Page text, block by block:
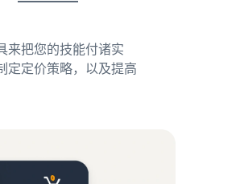
来把您的技能付诸实
定定价策略，以及提高